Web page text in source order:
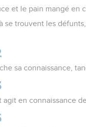
et le pain mangé en
se trouvent les
sa connaissance,
en connaissance